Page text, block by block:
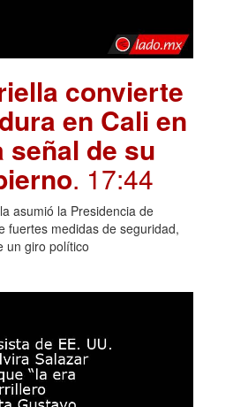
convierte
en Cali en
señal de su
. 17:44
asumió la Presidencia de
fuertes medidas de seguridad,
un giro político